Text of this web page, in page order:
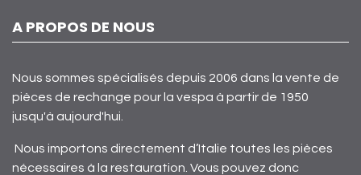
A PROPOS DE NOUS
Nous sommes spécialisés depuis 2006 dans la vente de
pièces de rechange pour la vespa à partir de 1950
jusqu'à aujourd'hui.
Nous importons directement d’Italie toutes les pièces
nécessaires à la restauration. Vous pouvez donc